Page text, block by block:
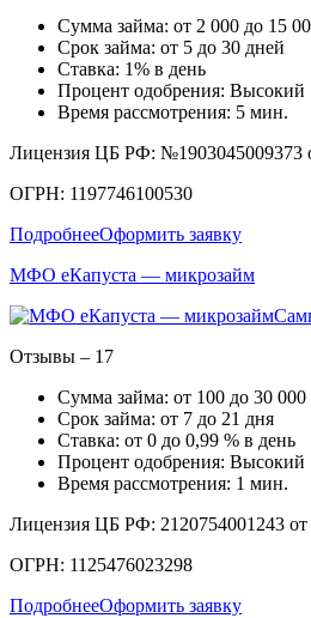
Сумма займа: от 2 000 до 15
Срок займа: от 5 до 30 дней
Ставка: 1% в день
Процент одобрения: Высокий
Время рассмотрения: 5 мин.
Лицензия ЦБ РФ: №1903045009373
ОГРН: 1197746100530
ПодробнееОформить заявку
МФО еКапуста — микрозайм
Отзывы – 17
Сумма займа: от 100 до 30 000
Срок займа: от 7 до 21 дня
Ставка: от 0 до 0,99 % в день
Процент одобрения: Высокий
Время рассмотрения: 1 мин.
Лицензия ЦБ РФ: 2120754001243 от
ОГРН: 1125476023298
ПодробнееОформить заявку